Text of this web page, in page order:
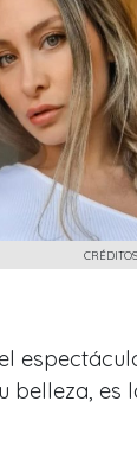
belleza, es